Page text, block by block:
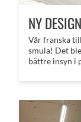
NY
Vår franska
smula! Det
bättre insyn i